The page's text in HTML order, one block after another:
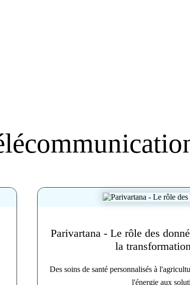
Parivartana - Le rôle des
la
Des soins de santé personnalisés à
l'énergie aux